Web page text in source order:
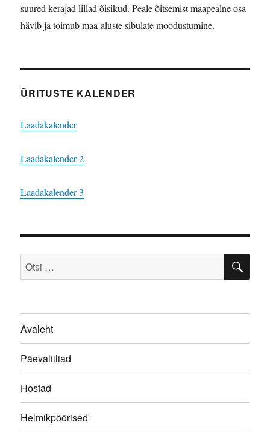
suured kerajad lillad õisikud. Peale õitsemist maapealne osa
hävib ja toimub maa-aluste sibulate moodustumine.
ÜRITUSTE KALENDER
Laadakalender
Laadakalender 2
Laadakalender 3
Otsi:
Avaleht
Päevaliiliad
Hostad
Helmikpöörised